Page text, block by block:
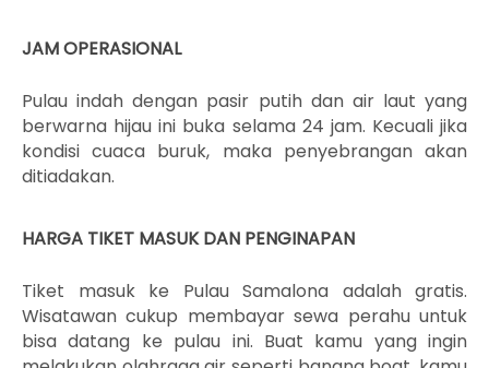
JAM OPERASIONAL
Pulau indah dengan pasir putih dan air laut yang
berwarna hijau ini buka selama 24 jam. Kecuali jika
kondisi cuaca buruk, maka penyebrangan akan
ditiadakan.
HARGA TIKET MASUK DAN PENGINAPAN
Tiket masuk ke Pulau Samalona adalah gratis.
Wisatawan cukup membayar sewa perahu untuk
bisa datang ke pulau ini. Buat kamu yang ingin